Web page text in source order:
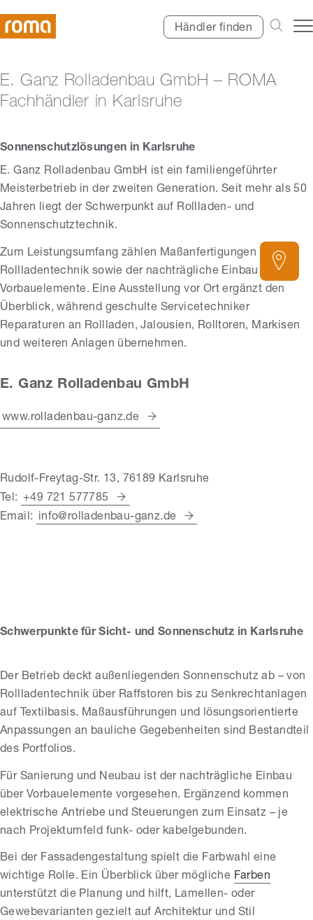
Händler finden
E. Ganz Rolladenbau GmbH – ROMA
Fachhändler in Karlsruhe
Sonnenschutzlösungen in Karlsruhe
E. Ganz Rolladenbau GmbH ist ein familiengeführter
Meisterbetrieb in der zweiten Generation. Seit mehr als 50
Jahren liegt der Schwerpunkt auf Rollladen- und
Sonnenschutztechnik.
Zum Leistungsumfang zählen Maßanfertigungen in der
Rollladentechnik sowie der nachträgliche Einbau über
Vorbauelemente. Eine Ausstellung vor Ort ergänzt den
Überblick, während geschulte Servicetechniker
Reparaturen an Rollladen, Jalousien, Rolltoren, Markisen
und weiteren Anlagen übernehmen.
E. Ganz Rolladenbau GmbH
www.rolladenbau-ganz.de
Rudolf-Freytag-Str. 13, 76189 Karlsruhe
Tel: +49 721 577785
Email:
info@rolladenbau-ganz.de
Schwerpunkte für Sicht- und Sonnenschutz in Karlsruhe
Der Betrieb deckt außenliegenden Sonnenschutz ab – von
Rollladentechnik über Raffstoren bis zu Senkrechtanlagen
auf Textilbasis. Maßausführungen und lösungsorientierte
Anpassungen an bauliche Gegebenheiten sind Bestandteil
des Portfolios.
Für Sanierung und Neubau ist der nachträgliche Einbau
über Vorbauelemente vorgesehen. Ergänzend kommen
elektrische Antriebe und Steuerungen zum Einsatz – je
nach Projektumfeld funk- oder kabelgebunden.
Bei der Fassadengestaltung spielt die Farbwahl eine
wichtige Rolle. Ein Überblick über mögliche Farben
unterstützt die Planung und hilft, Lamellen- oder
Gewebevarianten gezielt auf Architektur und Stil